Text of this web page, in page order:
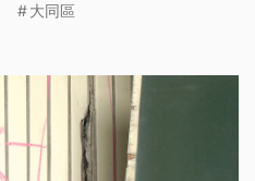
大同區